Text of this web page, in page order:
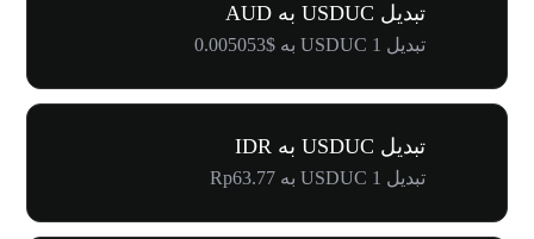
تبدیل USDUC به AUD
تبدیل 1 USDUC به $0.005053
تبدیل USDUC به IDR
تبدیل 1 USDUC به Rp63.77